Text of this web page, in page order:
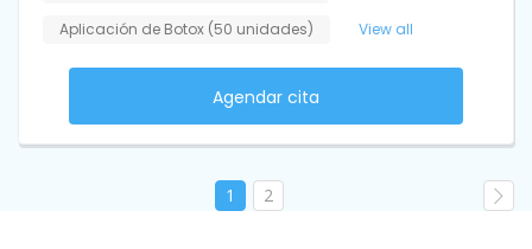
Aplicación de Botox (50 unidades)
View all
Agendar cita
1 2